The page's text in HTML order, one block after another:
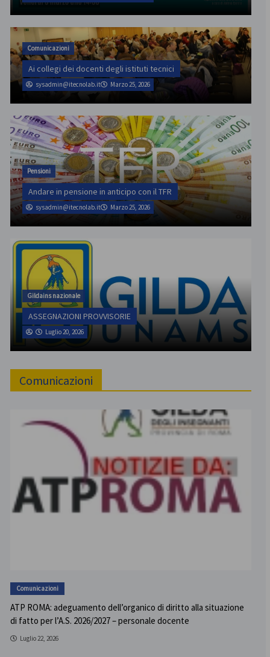
Comunicazioni
Ai collegi dei docenti degli istituti tecnici
sysadmin@itecnolab.it Marzo 25, 2026
Pensioni
Andare in pensione in anticipo con il TFR
sysadmin@itecnolab.it Marzo 25, 2026
Gildains nazionale
ASSEGNAZIONI PROVVISORIE
Luglio 20, 2026
Comunicazioni
Comunicazioni
ATP ROMA: adeguamento dell’organico di diritto alla situazione
di fatto per l’A.S. 2026/2027 – personale docente
Luglio 22, 2026